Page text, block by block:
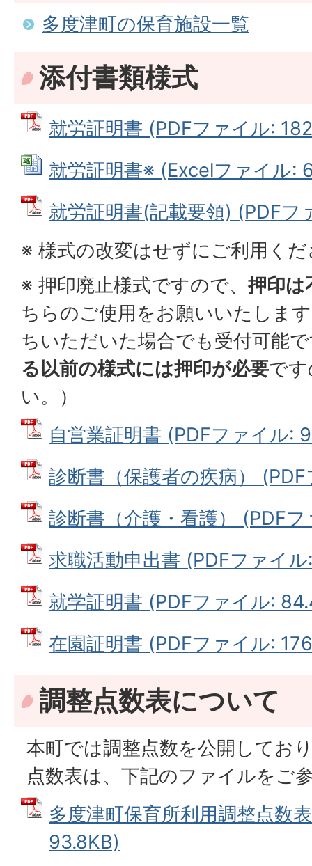
多度津町の保育施設一覧
添付書類様式
就労証明書 (PDFファイル:
就労証明書※ (Excelファイル:
就労証明書(記載要領) (PDFフ
※ 様式の改変はせずにご利用く
※ 押印廃止様式ですので、押印は
ちらのご使用をお願いいたしま
ちいただいた場合でも受付可能
る以前の様式には押印が必要で
い。）
自営業証明書 (PDFファイル:
診断書（保護者の疾病）
診断書（介護・看護） (PDF
求職活動申出書 (PDFファイ
就学証明書 (PDFファイル:
在園証明書 (PDFファイル:
調整点数表について
本町では調整点数を公開してお
点数表は、下記のファイルをご
多度津町保育所利用調整点数
93.8KB)